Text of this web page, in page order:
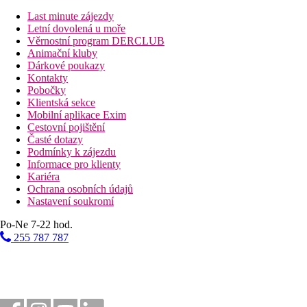
Popis hotelu
vstupní hala s recepcí
hlavní restaurace
bar
TV koutek
bazén se sladkou vodou (lehátka a slunečníky zdarma)
dětské hřiště
směnárna
Popis pláže
písčitá
lehátka, slunečníky a osušky (za poplatek)
Strava v ceně
Polopenze:
Snídaně a večeře formou bufetu. Během večeře je
Sportovní aktivity zdarma
stolní tenis
půjčovna aut
Last minute zájezdy
Letní dovolená u moře
Věrnostní program DERCLUB
Animační kluby
Dárkové poukazy
Kontakty
Pobočky
Klientská sekce
Mobilní aplikace Exim
Cestovní pojištění
Časté dotazy
Podmínky k zájezdu
Informace pro klienty
Kariéra
Ochrana osobních údajů
Nastavení soukromí
Po-Ne 7-22 hod.
255 787 787